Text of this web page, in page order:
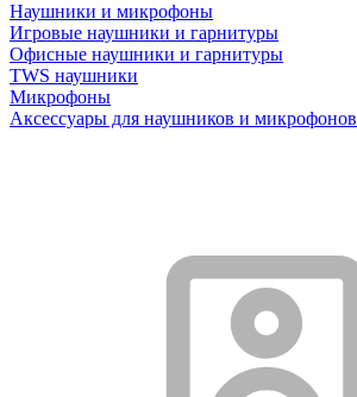
Наушники и микрофоны
Игровые наушники и гарнитуры
Офисные наушники и гарнитуры
TWS наушники
Микрофоны
Аксессуары для наушников и микрофонов